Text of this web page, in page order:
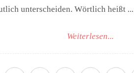
unterscheiden. Wörtlich heißt ...
Weiterlesen...